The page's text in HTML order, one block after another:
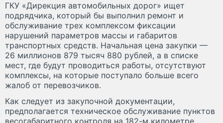
ГКУ «Дирекция автомобильных дорог» ищет
подрядчика, который бы выполнил ремонт и
обслуживание трех комплексом фиксации
нарушений параметров массы и габаритов
транспортных средств. Начальная цена закупки —
26 миллионов 879 тысяч 880 рублей, а в списке
мест, где будут проводиться работы, отсутствуют
комплексы, на которые поступало больше всего
жалоб от перевозчиков.
Как следует из закупочной документации,
предполагается техническое обслуживание пунктов